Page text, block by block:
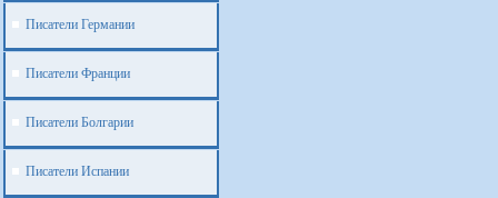
Писатели Германии
Писатели Франции
Писатели Болгарии
Писатели Испании